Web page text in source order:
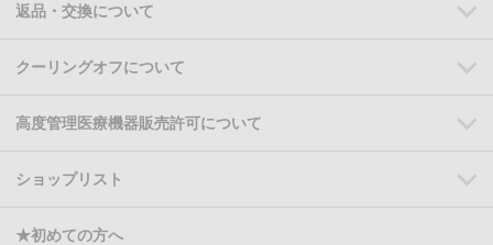
返品・交換について
クーリングオフについて
高度管理医療機器販売許可について
ショップリスト
★初めての方へ